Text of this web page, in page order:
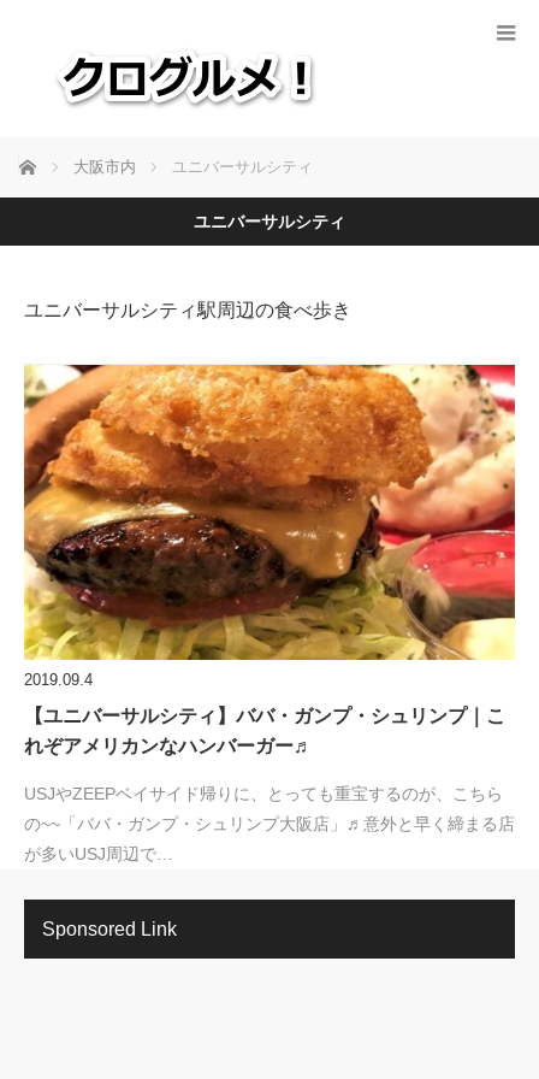
ホーム 大阪市内 ユニバーサルシティ
ユニバーサルシティ
ユニバーサルシティ駅周辺の食べ歩き
2019.09.4
【ユニバーサルシティ】ババ・ガンプ・シュリンプ｜こ
れぞアメリカンなハンバーガー♬
USJやZEEPベイサイド帰りに、とっても重宝するのが、こちら
の~~「ババ・ガンプ・シュリンプ大阪店」♬意外と早く締まる店
が多いUSJ周辺で…
Sponsored Link